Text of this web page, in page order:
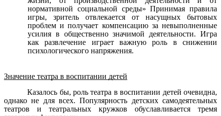
нормативной социальной среды» Принимая правила
игры, зритель отвлекается от насущных бытовых
проблем и получает компенсацию за невыполненные
усилия в общественно значимой деятельности. Игра
как развлечение играет важную роль в снижении
психологического напряжения.
Значение театра в воспитании детей
Казалось бы, роль театра в воспитании детей очевидна,
однако не для всех. Популярность детских самодеятельных
театров и театральных кружков обуславливается тремя